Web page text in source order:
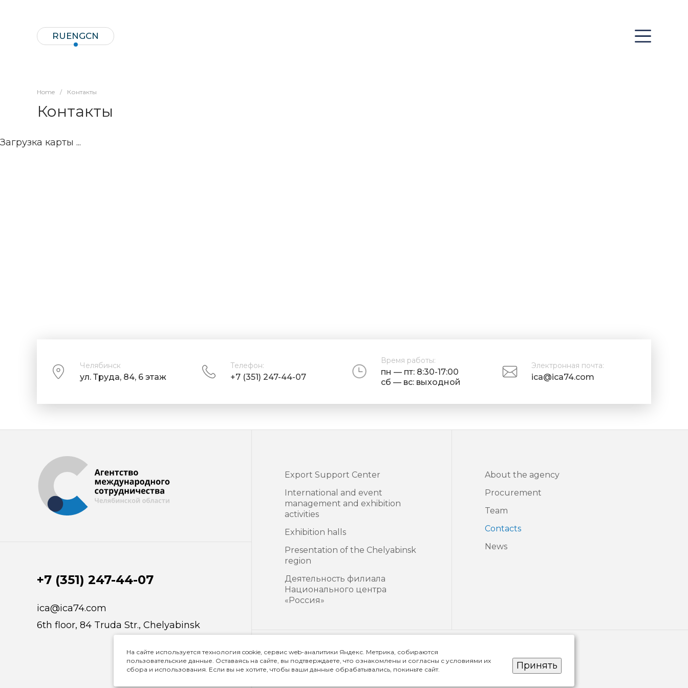
RU ENGCN
Home / Контакты
Контакты
Загрузка карты ...
Челябинск
ул. Труда, 84, 6 этаж
Телефон:
+7 (351) 247-44-07
Время работы:
пн — пт: 8:30-17:00
сб — вс: выходной
Электронная почта:
ica@ica74.com
+7 (351) 247-44-07
ica@ica74.com
6th floor, 84 Truda Str., Chelyabinsk
Export Support Center
International and event
management and exhibition
activities
Exhibition halls
Presentation of the Chelyabinsk
region
Деятельность филиала
Национального центра
«Россия»
About the agency
Procurement
Team
Contacts
News
Privacy policy
На сайте используется технология cookie, сервис web-аналитики Яндекс. Метрика, собираются
пользовательские данные. Оставаясь на сайте, вы подтверждаете, что ознакомлены и согласны с условиями их
сбора и использования. Если вы не хотите, чтобы ваши данные обрабатывались, покиньте сайт.
Принять